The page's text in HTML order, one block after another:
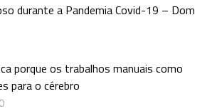
durante a Pandemia Covid-19 – Dom
porque os trabalhos manuais como
para o cérebro